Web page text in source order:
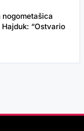
“Ostvario